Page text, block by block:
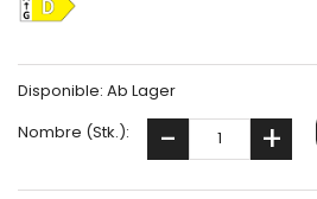
Disponible: Ab Lager
Nombre (Stk.):